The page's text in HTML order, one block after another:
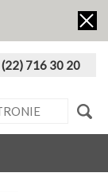
(22) 716 30 20